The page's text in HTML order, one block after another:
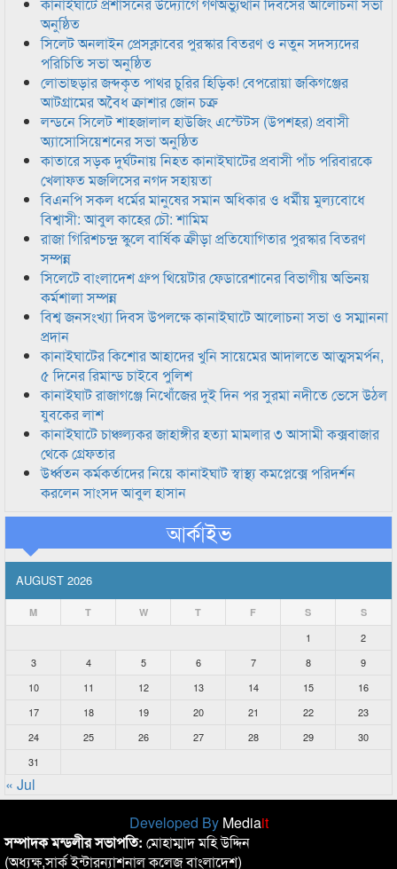
অনুষ্ঠিত
সিলেট অনলাইন প্রেসক্লাবের পুরস্কার বিতরণ ও নতুন সদস্যদের
পরিচিতি সভা অনুষ্ঠিত
লোভাছড়ার জব্দকৃত পাথর চুরির হিড়িক! বেপরোয়া জকিগঞ্জের
আটগ্রামের অবৈধ ক্রাশার জোন চক্র
লন্ডনে সিলেট শাহজালাল হাউজিং এস্টেটস (উপশহর) প্রবাসী
অ্যাসোসিয়েশনের সভা অনুষ্ঠিত
কাতারে সড়ক দুর্ঘটনায় নিহত কানাইঘাটের প্রবাসী পাঁচ পরিবারকে
খেলাফত মজলিসের নগদ সহায়তা
বিএনপি সকল ধর্মের মানুষের সমান অধিকার ও ধর্মীয় মুল্যবোধে
বিশ্বাসী: আবুল কাহের চৌ: শামিম
রাজা গিরিশচন্দ্র স্কুলে বার্ষিক ক্রীড়া প্রতিযোগিতার পুরস্কার বিতরণ
সম্পন্ন
সিলেটে বাংলাদেশ গ্রুপ থিয়েটার ফেডারেশানের বিভাগীয় অভিনয়
কর্মশালা সম্পন্ন
বিশ্ব জনসংখ্যা দিবস উপলক্ষে কানাইঘাটে আলোচনা সভা ও সম্মাননা
প্রদান
কানাইঘাটের কিশোর আহাদের খুনি সায়েমের আদালতে আত্মসমর্পন,
৫ দিনের রিমান্ড চাইবে পুলিশ
কানাইঘাট রাজাগঞ্জে নিখোঁজের দুই দিন পর সুরমা নদীতে ভেসে উঠল
যুবকের লাশ
কানাইঘাটে চাঞ্চল্যকর জাহাঙ্গীর হত্যা মামলার ৩ আসামী কক্সবাজার
থেকে গ্রেফতার
উর্ধ্বতন কর্মকর্তাদের নিয়ে কানাইঘাট স্বাস্থ্য কমপ্লেক্সে পরিদর্শন
করলেন সাংসদ আবুল হাসান
আর্কাইভ
AUGUST 2026
M T W T F S S
1
2
3
4 5 6 7 8
9
10
11 12 13 14 15
16
17
18 19 20 21 22
23
24
25 26 27 28 29
30
31
« Jul
Developed By Mediait
সম্পাদক মন্ডলীর সভাপতি: মোহাম্মাদ মহি উদ্দিন
(অধ্যক্ষ,সার্ক ইন্টারন্যাশনাল কলেজ বাংলাদেশ)